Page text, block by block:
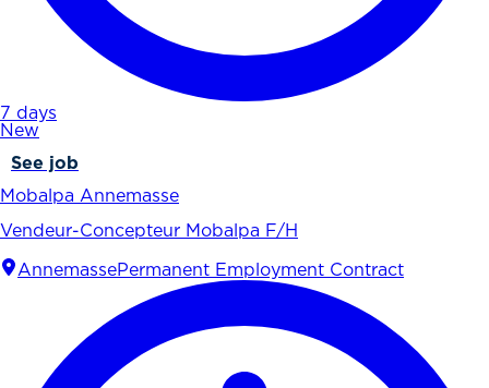
7 days
New
See job
Mobalpa Annemasse
Vendeur-Concepteur Mobalpa F/H
AnnemassePermanent Employment Contract